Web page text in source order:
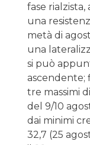
fase
una
metà di
una
si può
ascendente;
tre massimi
del 9/10
dai minimi
32,7 (25